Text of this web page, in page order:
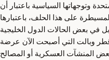
وتوجهاتها السياسية باعتبار أن
على هذا الحلف، باعتبارها
بل في بعض الحالات الدول الخليجية
وبالت التي أصبحت الآن عرضة
بعض المنشآت العسكرية أو المصالح